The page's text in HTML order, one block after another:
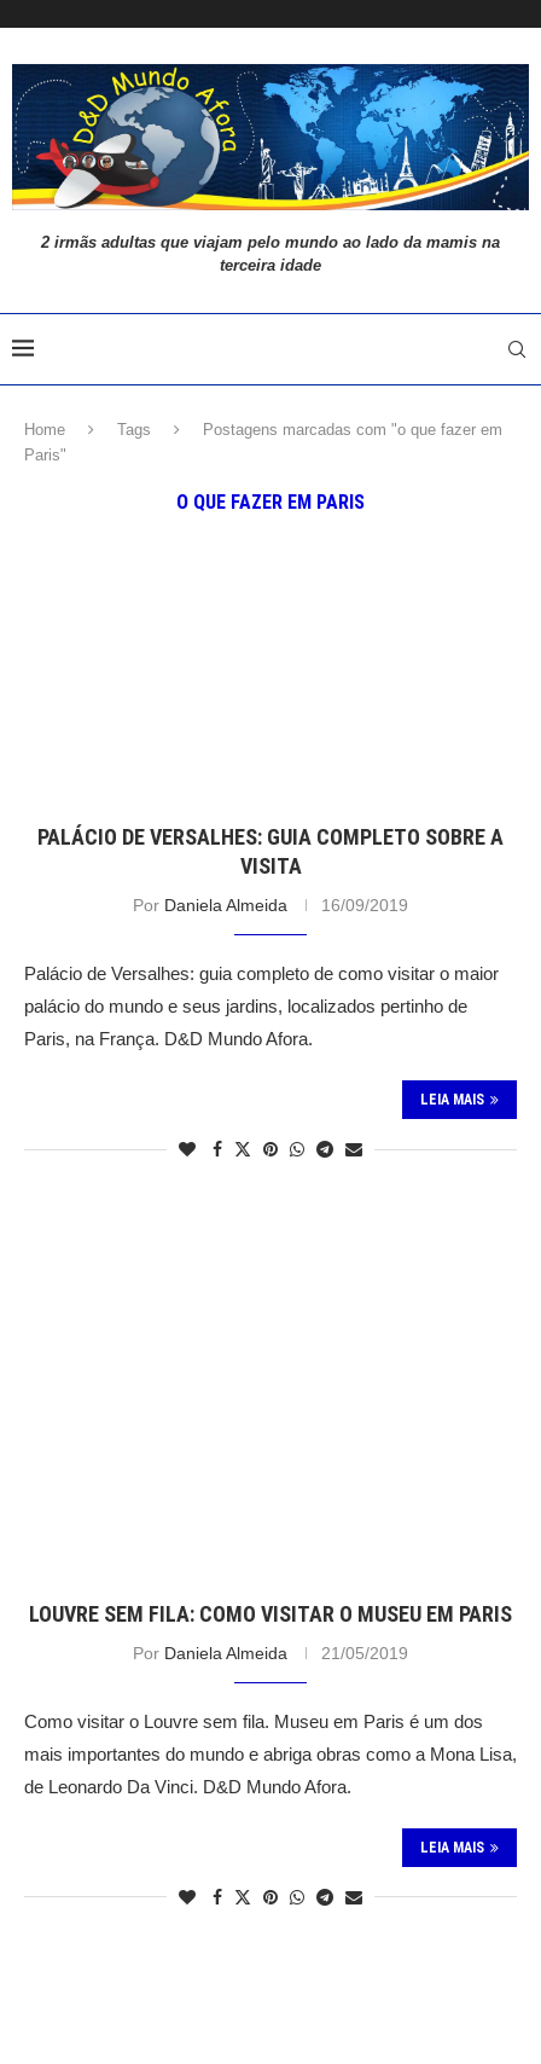
2 irmãs adultas que viajam pelo mundo ao lado da mamis na
terceira idade
Home Tags
Postagens marcadas com "o que fazer em
Paris"
O QUE FAZER EM PARIS
PALÁCIO DE VERSALHES: GUIA COMPLETO SOBRE A
VISITA
Por Daniela Almeida 16/09/2019
Palácio de Versalhes: guia completo de como visitar o maior
palácio do mundo e seus jardins, localizados pertinho de
Paris, na França. D&D Mundo Afora.
LEIA MAIS
LOUVRE SEM FILA: COMO VISITAR O MUSEU EM PARIS
Por Daniela Almeida 21/05/2019
Como visitar o Louvre sem fila. Museu em Paris é um dos
mais importantes do mundo e abriga obras como a Mona Lisa,
de Leonardo Da Vinci. D&D Mundo Afora.
LEIA MAIS